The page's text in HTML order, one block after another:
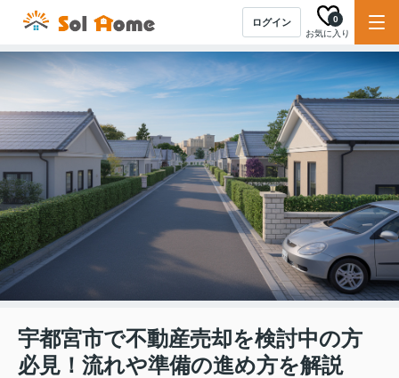
ログイン
お気に入り
0
宇都宮市で不動産売却を検討中の方
必見！流れや準備の進め方を解説